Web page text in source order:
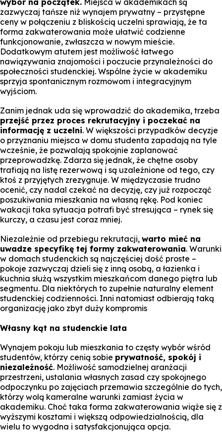
zazwyczaj tańsze niż wynajem prywatny – przystępne
ceny w połączeniu z bliskością uczelni sprawiają, że ta
forma zakwaterowania może ułatwić codzienne
funkcjonowanie, zwłaszcza w nowym mieście.
Dodatkowym atutem jest możliwość łatwego
nawiązywania znajomości i poczucie przynależności do
społeczności studenckiej. Wspólne życie w akademiku
sprzyja spontanicznym rozmowom i integracyjnym
wyjściom.
Zanim jednak uda się wprowadzić do akademika, trzeba
przejść przez proces rekrutacyjny i poczekać na
informację z uczelni. W większości przypadków decyzje
o przyznaniu miejsca w domu studenta zapadają na tyle
wcześnie, że pozwalają spokojnie zaplanować
przeprowadzkę. Zdarza się jednak, że chętne osoby
trafiają na listę rezerwową i są uzależnione od tego, czy
ktoś z przyjętych zrezygnuje. W międzyczasie trudno
ocenić, czy nadal czekać na decyzję, czy już rozpocząć
poszukiwania mieszkania na własną rękę. Pod koniec
wakacji taka sytuacja potrafi być stresująca – rynek się
kurczy, a czasu jest coraz mniej.
Niezależnie od przebiegu rekrutacji, warto mieć na
uwadze specyfikę tej formy zakwaterowania. Warunki
w domach studenckich są najczęściej dość proste –
pokoje zazwyczaj dzieli się z inną osobą, a łazienka i
kuchnia służą wszystkim mieszkańcom danego piętra lub
segmentu. Dla niektórych to zupełnie naturalny element
studenckiej codzienności. Inni natomiast odbierają taką
organizację jako zbyt duży kompromis
Własny kąt na studenckie lata
Wynajem pokoju lub mieszkania to częsty wybór wśród
studentów, którzy cenią sobie prywatność, spokój i
niezależność. Możliwość samodzielnej aranżacji
przestrzeni, ustalania własnych zasad czy spokojnego
odpoczynku po zajęciach przemawia szczególnie do tych,
którzy wolą kameralne warunki zamiast życia w
akademiku. Choć taka forma zakwaterowania wiąże się z
wyższymi kosztami i większą odpowiedzialnością, dla
wielu to wygodna i satysfakcjonująca opcja.